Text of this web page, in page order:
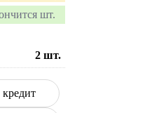
шт.
2 шт.